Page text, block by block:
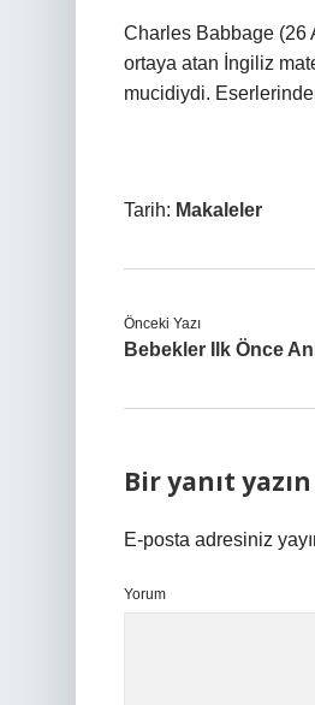
Charles Babbage (26
ortaya atan İngiliz
mucidiydi.
Tarih: Makaleler
Önceki Yazı
Bebekler Ilk Önce
Bir yanıt yazın
E-posta adresiniz
Yorum